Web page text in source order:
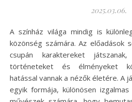
2025.03.06.
A színház világa mindig is különleges vonzerővel bírt a
közönség számára. Az előadások
csupán karaktereket
történeteket és élményeket
hatással vannak a nézők életére. A
egyik formája, különösen